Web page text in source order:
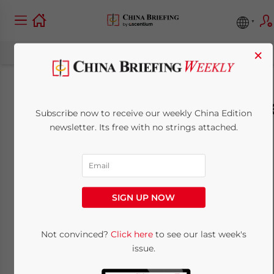
Januar/
der deutschen China
Briefing kostenlos für
Sie als pdf-Download
erhältlich
China Briefing
×
Subscribe now to receive our weekly China Edition
newsletter. Its free with no strings attached.
SIGN UP NOW
Not convinced? Click hereto see our last week's
issue.